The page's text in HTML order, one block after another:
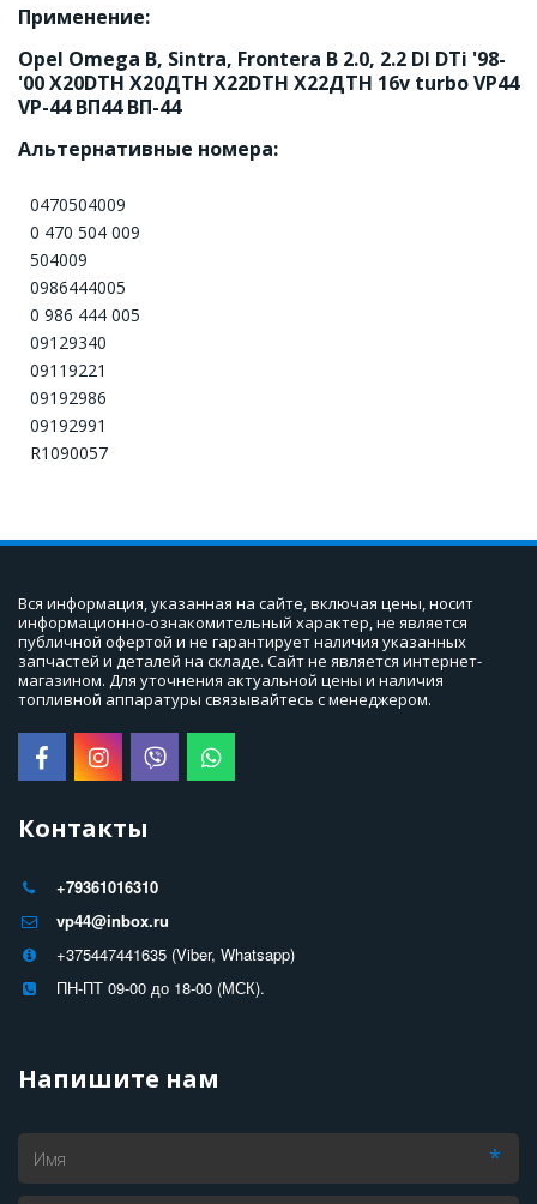
Применение:
Opel Omega B, Sintra, Frontera B 2.0, 2.2 DI DTi '98-
'00 X20DTH Х20ДТН X22DTH Х22ДТН 16v turbo VP44
VP-44 ВП44 ВП-44
Альтернативные номера:
0470504009
0 470 504 009
504009
0986444005
0 986 444 005
09129340
09119221
09192986
09192991
R1090057
Вся информация, указанная на сайте, включая цены, носит
информационно-ознакомительный характер, не является
публичной офертой и не гарантирует наличия указанных
запчастей и деталей на складе. Сайт не является интернет-
магазином. Для уточнения актуальной цены и наличия
топливной аппаратуры связывайтесь с менеджером.
Контакты
+79361016310
vp44@inbox.ru
+375447441635 (Viber, Whatsapp)
ПН-ПТ 09-00 до 18-00 (МСК).
Напишите нам
*